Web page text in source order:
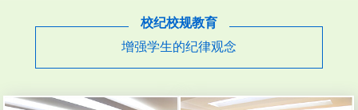
校纪校规教育
增强学生的纪律观念